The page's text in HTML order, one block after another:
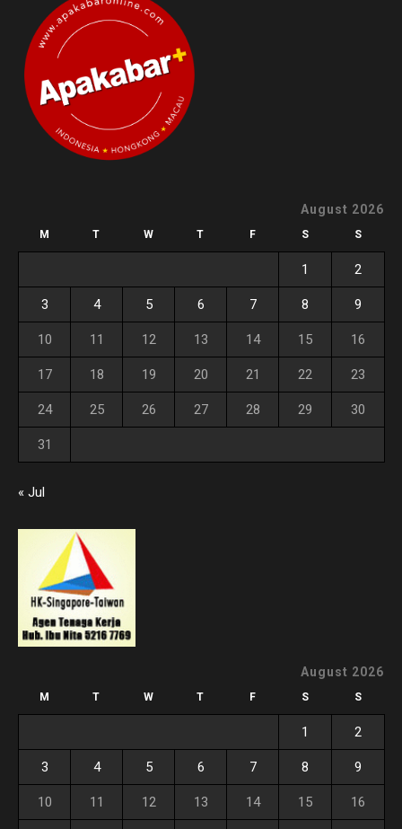
August 2026
M T W T F S S
1 2
3 4 5 6 7 8 9
10 11 12 13 14 15 16
17 18 19 20 21 22 23
24 25 26 27 28 29 30
31
« Jul
August 2026
M T W T F S S
1 2
3 4 5 6 7 8 9
10 11 12 13 14 15 16